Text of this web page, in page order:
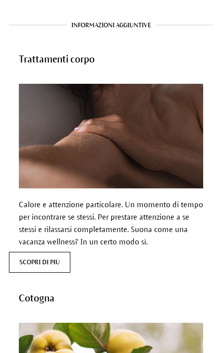
INFORMAZIONI AGGIUNTIVE
Trattamenti corpo
Calore e attenzione particolare. Un momento di tempo
per incontrare se stessi. Per prestare attenzione a se
stessi e rilassarsi completamente. Suona come una
vacanza wellness? In un certo modo sì.
SCOPRI DI PIÙ
Cotogna